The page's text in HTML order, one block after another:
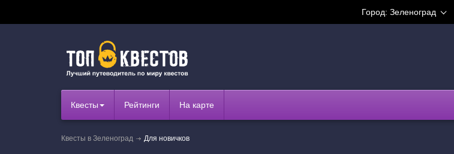
Город: Зеленоград
Квесты Рейтинги На карте
Квесты в Зеленоград Для новичков